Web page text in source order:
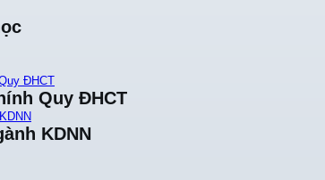
ĐHCT
Quy ĐHCT
KDNN